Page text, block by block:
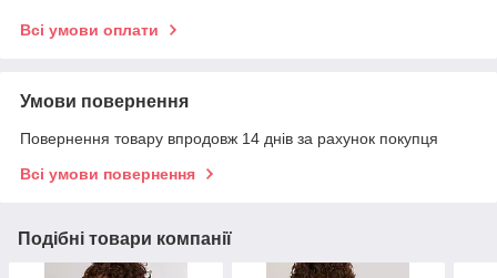
Всі умови оплати
Умови повернення
Повернення товару впродовж 14 днів за рахунок покупця
Всі умови повернення
Подібні товари компанії